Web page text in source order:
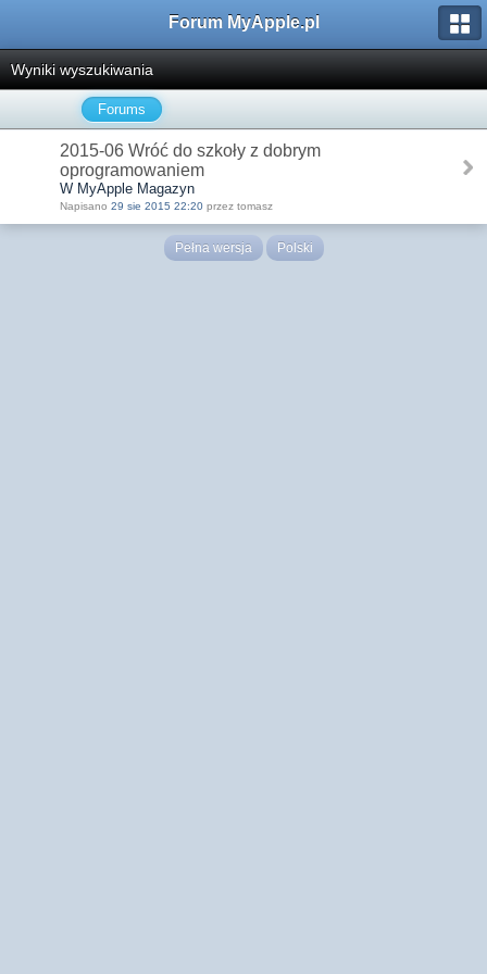
Forum MyApple.pl
Wyniki wyszukiwania
Forums
2015-06 Wróć do szkoły z dobrym
oprogramowaniem
W MyApple Magazyn
Napisano 29 sie 2015 22:20 przez tomasz
Pełna wersja Polski